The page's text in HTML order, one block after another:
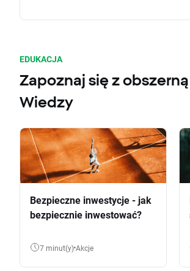
EDUKACJA
Zapoznaj się z
Wiedzy
Bezpieczne inwestycje - jak
bezpiecznie inwestować?
7 minut(y) Akcje